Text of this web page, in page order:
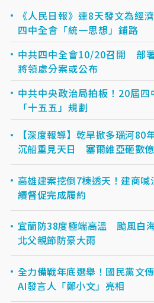
《人民日報》連8天發文為
四中全會「統一思想」鋪路
中共四中全會10/20召開 部
將領處分案或公布
中共中央政治局拍板！20屆
「十五五」規劃
【深度報導】乾旱掀多瑙河80
沉船重見天日 塞爾維亞砸數
高雄建案挖倒7棟透天！建商
續督促完成履約
宜蘭防38度極端高溫 颱風白
北父親節防豪大雨
全力備戰年底選舉！國民黨文
AI發言人「鄭小文」亮相